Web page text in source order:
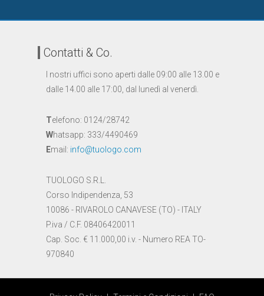
Contatti & Co.
I nostri uffici sono aperti dalle 09:00 alle 13.00 e
dalle 14.00 alle 17:00, dal lunedì al venerdì.
Telefono: 0124/28742
Whatsapp: 333/4490469
Email: info@tuologo.com
TUOLOGO S.R.L.
Corso Indipendenza, 53
10086 - RIVAROLO CANAVESE (TO) - ITALY
P.iva / C.F. 08406420011
Cap. Soc. € 11.000,00 i.v. - Numero REA TO-
970840